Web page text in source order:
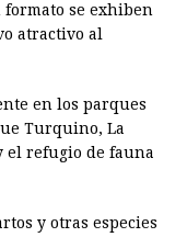
formato se exhiben
atractivo al
en los parques
Turquino, La
el refugio de fauna
y otras especies